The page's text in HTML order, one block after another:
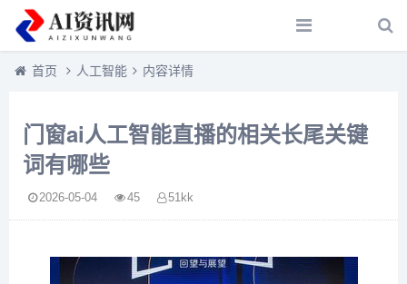
首页 人工智能 内容详情
门窗ai人工智能直播的相关长尾关键
词有哪些
2026-05-04 45 51kk